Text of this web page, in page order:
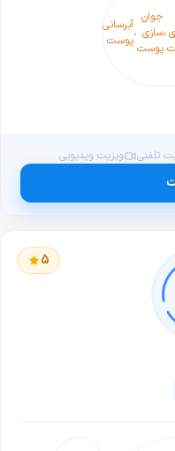
،
جوان
سازی
پوست
،آبرسانی
پوست
تلفنی ویزیت ویدیویی
5